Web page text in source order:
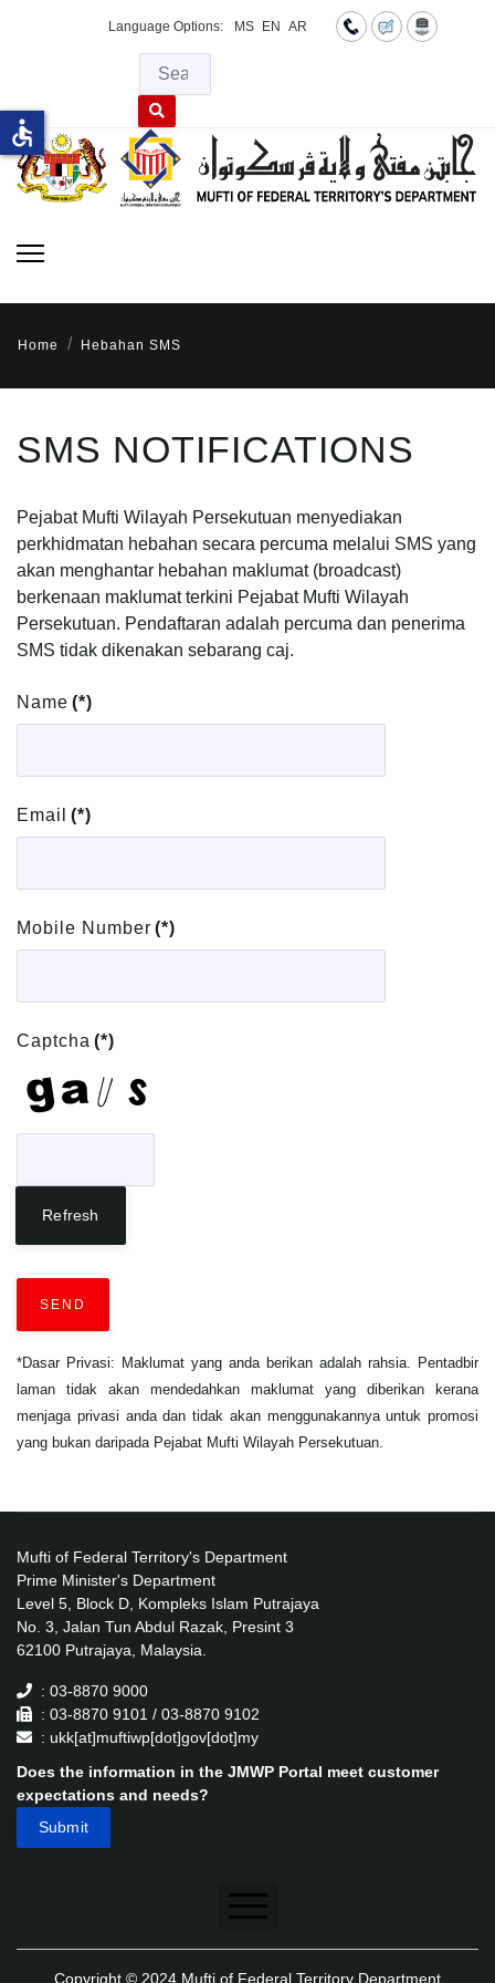
Language Options: MS EN AR
Home Hebahan SMS
SMS NOTIFICATIONS
Pejabat Mufti Wilayah Persekutuan menyediakan
perkhidmatan hebahan secara percuma melalui SMS yang
akan menghantar hebahan maklumat (broadcast)
berkenaan maklumat terkini Pejabat Mufti Wilayah
Persekutuan. Pendaftaran adalah percuma dan penerima
SMS tidak dikenakan sebarang caj.
Name (*)
Email (*)
Mobile Number (*)
Captcha (*)
Refresh
SEND
*Dasar Privasi: Maklumat yang anda berikan adalah rahsia. Pentadbir
laman tidak akan mendedahkan maklumat yang diberikan kerana
menjaga privasi anda dan tidak akan menggunakannya untuk promosi
yang bukan daripada Pejabat Mufti Wilayah Persekutuan.
Mufti of Federal Territory's Department
Prime Minister's Department
Level 5, Block D, Kompleks Islam Putrajaya
No. 3, Jalan Tun Abdul Razak, Presint 3
62100 Putrajaya, Malaysia.
: 03-8870 9000
: 03-8870 9101 / 03-8870 9102
: ukk[at]muftiwp[dot]gov[dot]my
Does the information in the JMWP Portal meet customer
expectations and needs?
Disclaimer
Copyright © 2024 Mufti of Federal Territory Department
accessible